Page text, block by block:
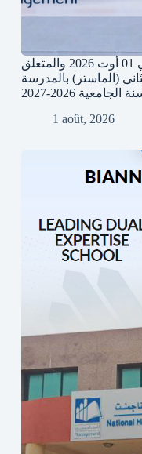
إعلان رقم 2026/001 المؤرخ في 01 أوت 2026 والمتعلق
(الماستر) بالمدرسة
2026-2027
1 août, 2026